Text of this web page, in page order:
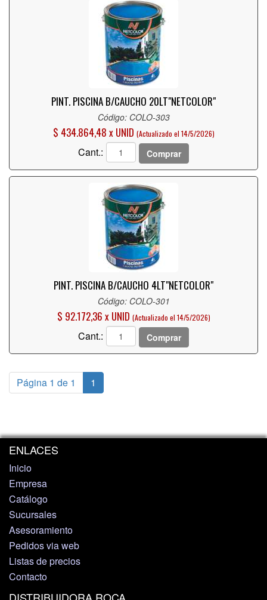
PINT. PISCINA B/CAUCHO 20LT"NETCOLOR"
Código: COLO-303
$ 434.864,48 x UNID (Actualizado el 14/5/2026)
Cant.: Comprar
PINT. PISCINA B/CAUCHO 4LT"NETCOLOR"
Código: COLO-301
$ 92.172,36 x UNID (Actualizado el 14/5/2026)
Cant.: Comprar
Página 1 de 1 1
ENLACES
Inicio
Empresa
Catálogo
Sucursales
Asesoramiento
Pedidos via web
Listas de precios
Contacto
DISTRIBUIDORA ROCA